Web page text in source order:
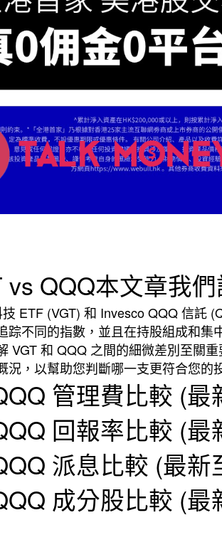
vs QQQ本文章我
ETF (VGT) 和 Invesco QQQ 信託
踪不同的指數，並且在持股組成和
VGT 和 QQQ 之間的細微差別至關
況，以幫助您判斷哪一支更符合您的
管理費比較 (最
回報率比較 (最
派息比較 (最新
成分股比較 (最